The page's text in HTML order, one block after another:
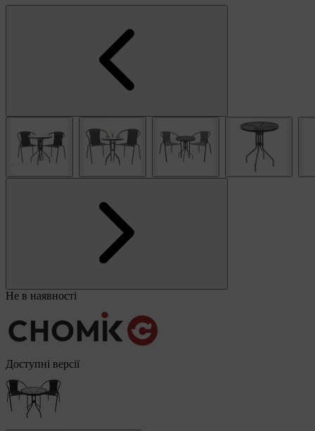
Не в наявності
Доступні версії